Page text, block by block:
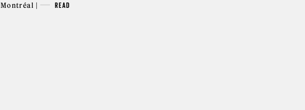
Montréal |
READ